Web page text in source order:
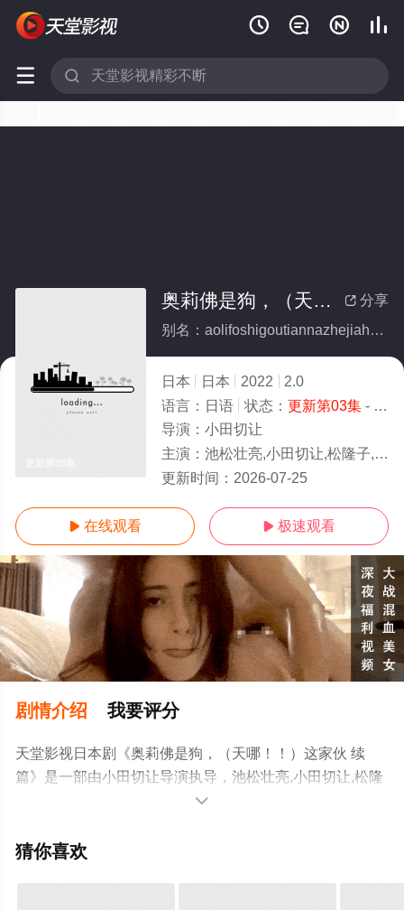
   
 
 分享
奥莉佛是狗，（天哪！！）这家伙 续篇
别名：aolifoshigoutiannazhejiahuoxupian
日本 日本 2022
2.0
语言： 日语 状态： 更新第03集- 免费在线观看
导演： 小田切让
主演： 池松壮亮,小田切让,松隆子,黑木华,滨边美波,千原靖史,村上虹郎,宽一
更新时间： 2026-07-25
 在线观看  极速观看
剧情介绍 我要评分
天堂影视日本剧《奥莉佛是狗，（天哪！！）这家伙 续
篇》是一部由小田切让导演执导，池松壮亮,小田切让,松隆
子,黑木华,滨边美波,千原靖史,村上虹郎,宽一郎,河本准一,高
精彩演绎的日本电视剧，超前点播免费观看高清未删减完

猜你喜欢